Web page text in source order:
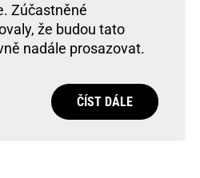
Zúčastněné
že budou tato
nadále prosazovat.
ČÍST DÁLE